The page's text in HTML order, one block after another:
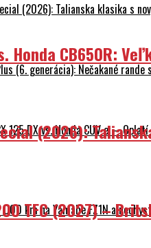
(2026): Talianska klasika s
(6. generácia): Nečakané
125 DX vs. Honda CUV e: –
km na Yamahe FZ1N a
Honda CB650R:
(2026):
TFC (2027) –